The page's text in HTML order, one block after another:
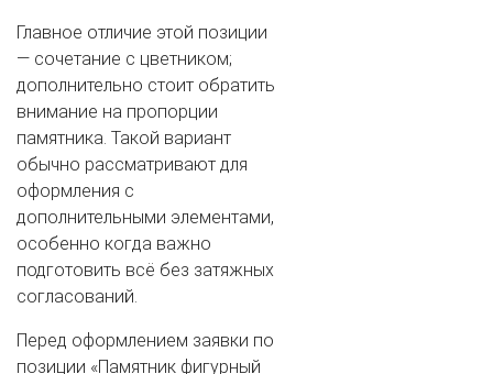
Главное отличие этой позиции
— сочетание с цветником;
дополнительно стоит обратить
внимание на пропорции
памятника. Такой вариант
обычно рассматривают для
оформления с
дополнительными элементами,
особенно когда важно
подготовить всё без затяжных
согласований.
Перед оформлением заявки по
позиции «Памятник фигурный